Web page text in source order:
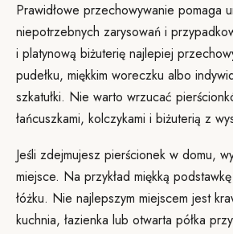
Prawidłowe przechowywanie pomaga
niepotrzebnych zarysowań i
i platynową biżuterię najlepiej
pudełku, miękkim woreczku albo
szkatułki. Nie warto wrzucać
łańcuszkami, kolczykami i biżuterią z
Jeśli zdejmujesz pierścionek w domu,
miejsce. Na przykład miękką
łóżku. Nie najlepszym miejscem jest
kuchnia, łazienka lub otwarta półka